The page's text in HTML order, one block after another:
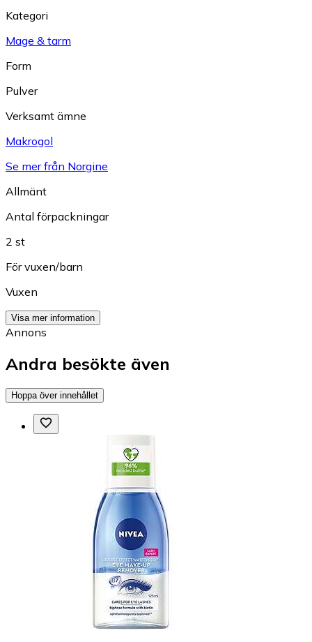
Kategori
Mage & tarm
Form
Pulver
Verksamt ämne
Makrogol
Se mer från Norgine
Allmänt
Antal förpackningar
2 st
För vuxen/barn
Vuxen
Visa mer information
Annons
Andra besökte även
Hoppa över innehållet